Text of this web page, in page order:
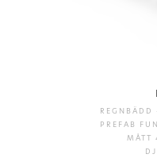
REGNBÄDD
PREFAB
MÅTT